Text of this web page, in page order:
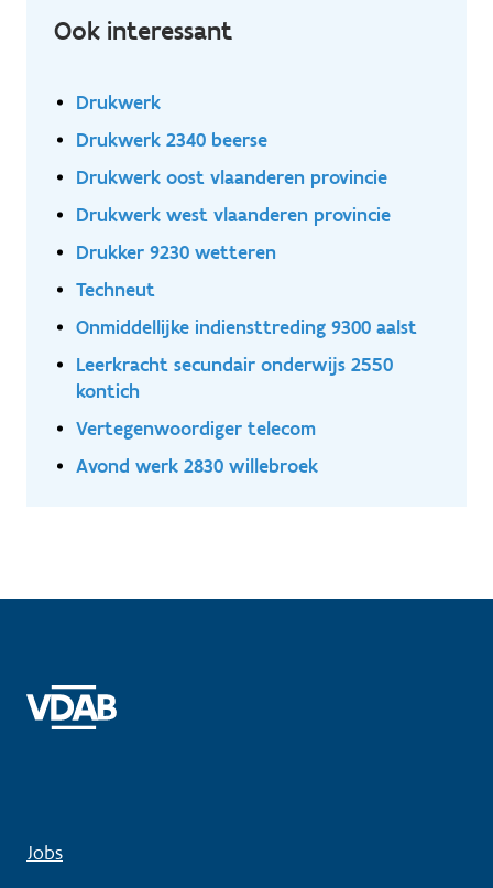
Ook interessant
Drukwerk
Drukwerk 2340 beerse
Drukwerk oost vlaanderen provincie
Drukwerk west vlaanderen provincie
Drukker 9230 wetteren
Techneut
Onmiddellijke indiensttreding 9300 aalst
Leerkracht secundair onderwijs 2550
kontich
Vertegenwoordiger telecom
Avond werk 2830 willebroek
Jobs